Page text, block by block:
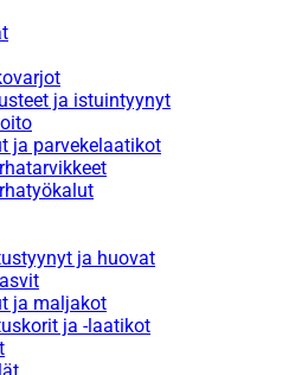
ja istuintyynyt
ja parvekelaatikot
ja huovat
ja maljakot
ja -laatikot